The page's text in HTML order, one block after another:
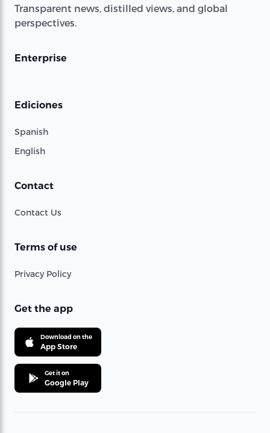
Transparent news, distilled views, and global
perspectives.
Enterprise
Ediciones
Spanish
English
Contact
Contact Us
Terms of use
Privacy Policy
Get the app
Download on the
App Store
Get it on
Google Play